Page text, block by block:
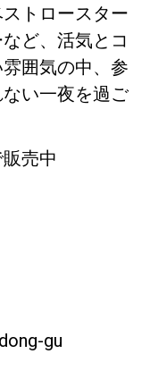
トロースター
ど、活気とコ
囲気の中、参
い一夜を過ご
売中
gu